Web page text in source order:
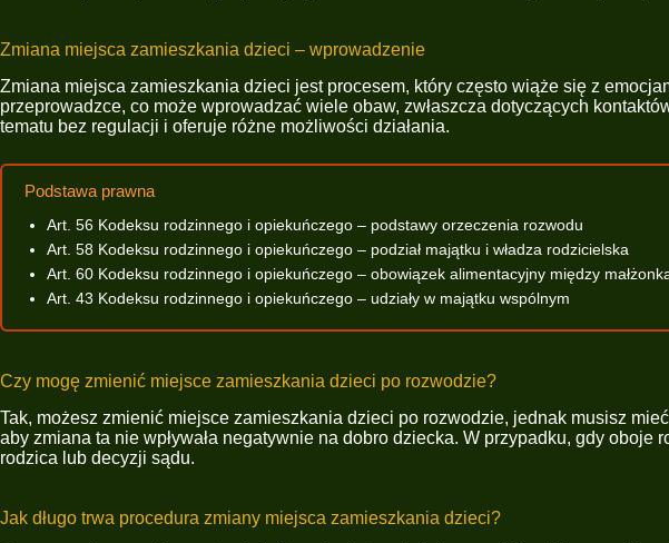
Zmiana miejsca zamieszkania dzieci – wprowadzenie
Zmiana miejsca zamieszkania dzieci jest procesem, który często wiąże się z
przeprowadzce, co może wprowadzać wiele obaw, zwłaszcza dotyczących
tematu bez regulacji i oferuje różne możliwości działania.
Podstawa prawna
Art. 56 Kodeksu rodzinnego i opiekuńczego – podstawy orzeczenia rozwodu
Art. 58 Kodeksu rodzinnego i opiekuńczego – podział majątku i władza rodzicielska
Art. 60 Kodeksu rodzinnego i opiekuńczego – obowiązek alimentacyjny między
Art. 43 Kodeksu rodzinnego i opiekuńczego – udziały w majątku wspólnym
Czy mogę zmienić miejsce zamieszkania dzieci po rozwodzie?
Tak, możesz zmienić miejsce zamieszkania dzieci po rozwodzie, jednak musisz
aby zmiana ta nie wpływała negatywnie na dobro dziecka. W przypadku, gdy
rodzica lub decyzji sądu.
Jak długo trwa procedura zmiany miejsca zamieszkania dzieci?